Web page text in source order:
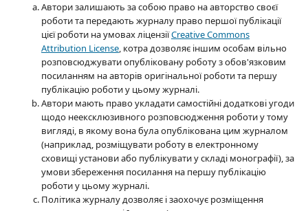
Автори залишають за собою право на авторство своєї
роботи та передають журналу право першої публікації
цієї роботи на умовах ліцензіїCreative Commons
Attribution License, котра дозволяє іншим особам вільно
розповсюджувати опубліковану роботу з обов'язковим
посиланням на авторів оригінальної роботи та першу
публікацію роботи у цьому журналі.
Автори мають право укладати самостійні додаткові угоди
щодо неексклюзивного розповсюдження роботи у тому
вигляді, в якому вона була опублікована цим журналом
(наприклад, розміщувати роботу в електронному
сховищі установи або публікувати у складі монографії), за
умови збереження посилання на першу публікацію
роботи у цьому журналі.
Політика журналу дозволяє і заохочує розміщення